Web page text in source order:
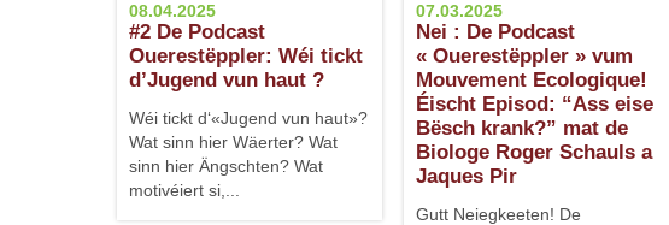
08.04.2025
#2 De Podcast
Ouerestëppler: Wéi tickt
d’Jugend vun haut ?
Wéi tickt d‘«Jugend vun haut»?
Wat sinn hier Wäerter? Wat
sinn hier Ängschten? Wat
motivéiert si,...
07.03.2025
Nei : De Podcast
« Ouerestëppler » vum
Mouvement Ecologique!
Éischt Episod: “Ass eise
Bësch krank?” mat de
Biologe Roger Schauls a
Jaques Pir
Gutt Neiegkeeten! De